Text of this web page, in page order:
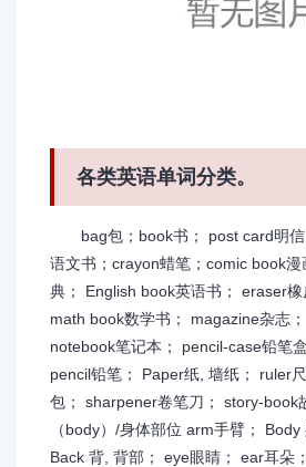
各类英语单词分类。
bag包；book书； post card明信
语文书；crayon蜡笔；comic book
典； English book英语书； eraser橡
math book数学书； magazine杂志
notebook笔记本； pencil-case铅笔
pencil铅笔； Paper纸, 墙纸； ruler
包； sharpener卷笔刀； story-book
（body）/身体部位 arm手臂； Body
Back 背, 背部； eye眼睛； ear耳朵